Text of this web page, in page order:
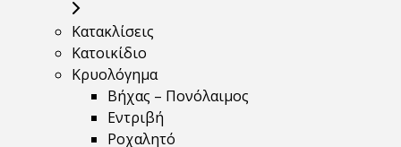
Κατακλίσεις
Κατοικίδιο
Κρυολόγημα
Βήχας – Πονόλαιμος
Εντριβή
Ροχαλητό